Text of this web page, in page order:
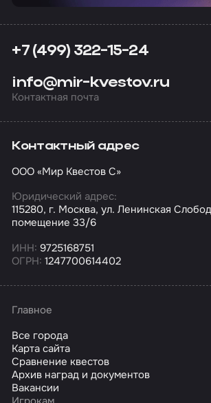
+7 (499) 322-15-24
info@mir-kvestov.ru
Контактная почта
Контактный адрес
ООО «Мир Квестов С»
Юридический адрес:
115280, г. Москва, ул. Ленинская
помещение 33/6
ИНН: 9725168751
ОГРН: 1247700614402
Главное
Все города
Карта сайта
Сравнение квестов
Архив наград и документов
Вакансии